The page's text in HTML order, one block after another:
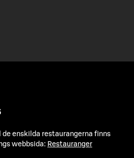
enskilda restaurangerna finns
webbsida: Restauranger